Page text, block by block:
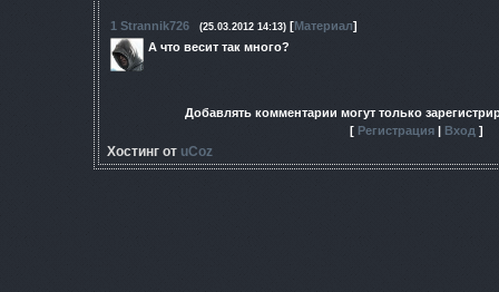
1 Strannik726 (25.03.2012 14:13) [Материал]
А что весит так много?
Добавлять комментарии могут только
[ Регистрация | Вход ]
Хостинг от uCoz